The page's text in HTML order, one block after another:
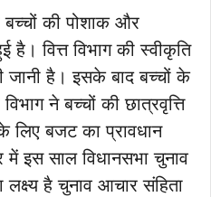
बच्चों की पोशाक और
है। वित्त विभाग की स्वीकृति
जानी है। इसके बाद बच्चों के
ने बच्चों की छात्रवृत्ति
लिए बजट का प्रावधान
में इस साल विधानसभा चुनाव
है चुनाव आचार संहिता